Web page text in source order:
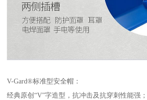
V-Gard®标准型安全帽：
经典原创“V”字造型，抗冲击及抗穿刺性能强；